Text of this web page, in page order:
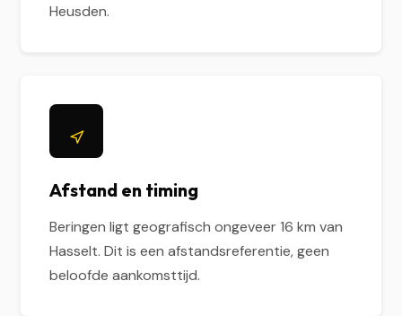
Heusden.
Afstand en timing
Beringen ligt geografisch ongeveer 16 km van
Hasselt. Dit is een afstandsreferentie, geen
beloofde aankomsttijd.